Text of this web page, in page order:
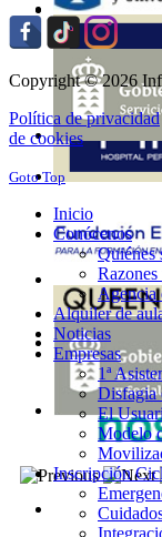
Copyright © 2026
Política de privacidad
de cookies
Goto Top
Inicio
Conócenos
Quiénes
Agencia
Alquiler de
Noticias
Empresas
1ª
Disfagia
El
Modelo
Inscripción